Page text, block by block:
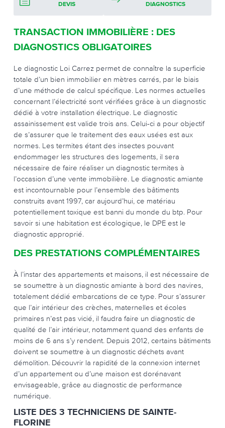
DEVIS
DIAGNOSTICS
TRANSACTION IMMOBILIÈRE : DES
DIAGNOSTICS OBLIGATOIRES
Le diagnostic Loi Carrez permet de connaître la superficie
totale d’un bien immobilier en mètres carrés, par le biais
d’une méthode de calcul spécifique. Les normes actuelles
concernant l’électricité sont vérifiées grâce à un diagnostic
dédié à votre installation électrique. Le diagnostic
assainissement est valide trois ans. Celui-ci a pour objectif
de s’assurer que le traitement des eaux usées est aux
normes. Les termites étant des insectes pouvant
endommager les structures des logements, il sera
nécessaire de faire réaliser un diagnostic termites à
l’occasion d’une vente immobilière. Le diagnostic amiante
est incontournable pour l’ensemble des bâtiments
construits avant 1997, car aujourd’hui, ce matériau
potentiellement toxique est banni du monde du btp. Pour
savoir si une habitation est écologique, le DPE est le
diagnostic approprié.
DES PRESTATIONS COMPLÉMENTAIRES
À l’instar des appartements et maisons, il est nécessaire de
se soumettre à un diagnostic amiante à bord des navires,
totalement dédié embarcations de ce type. Pour s’assurer
que l’air intérieur des crèches, maternelles et écoles
primaires n’est pas vicié, il faudra faire un diagnostic de
qualité de l’air intérieur, notamment quand des enfants de
moins de 6 ans s’y rendent. Depuis 2012, certains bâtiments
doivent se soumettre à un diagnostic déchets avant
démolition. Découvrir la rapidité de la connexion internet
d’un appartement ou d’une maison est dorénavant
envisageable, grâce au diagnostic de performance
numérique.
LISTE DES 3 TECHNICIENS DE SAINTE-
FLORINE